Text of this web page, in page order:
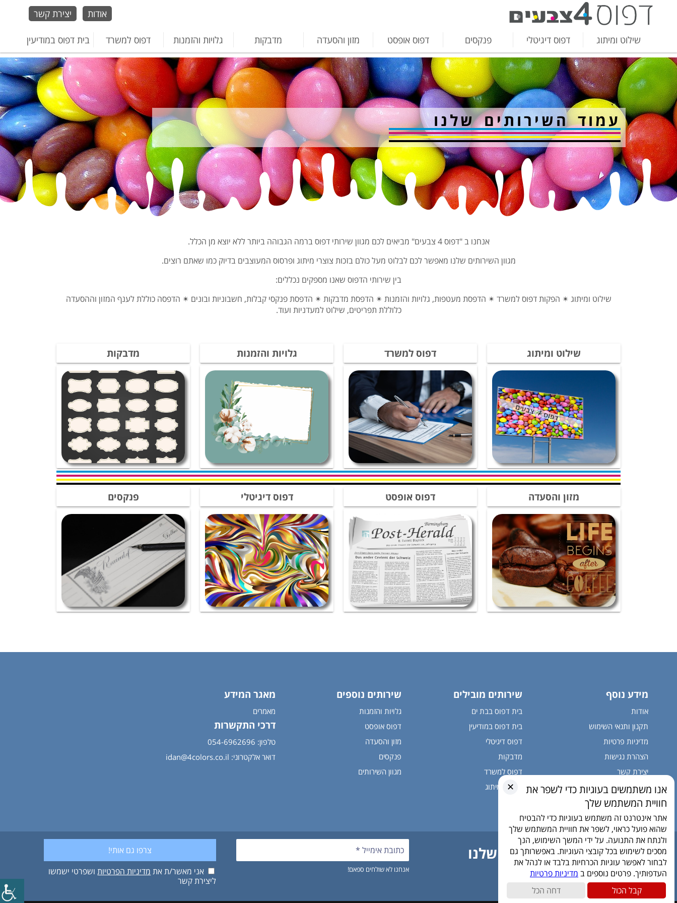
אודות יצירת קשר
שילוט ומיתוג דפוס דיגיטלי פנקסים דפוס אופסט מזון והסעדה מדבקות גלויות והזמנות דפוס למשרד בית דפוס במודיעין
עמוד השירותים שלנו
אנחנו ב "דפוס 4 צבעים" מביאים לכם מגוון שירותי דפוס ברמה הגבוהה ביותר ללא יוצא מן הכלל.
מגוון השירותים שלנו מאפשר לכם לבלוט מעל כולם בזכות צוצרי מיתוג ופרסוס המעוצבים בדיוק כמו שאתם רוצים.
בין שירותי הדפוס שאנו מספקים נכללים:
שילוט ומיתוג ✴ הפקות דפוס למשרד ✴ הדפסת מעטפות, גלויות והזמנות ✴ הדפסת מדבקות ✴ הדפסת פנקסי קבלות, חשבוניות ובונים ✴ הדפסה כוללת לענף המזון וההסעדה
כלוללת תפריטים, שילוט למעדניות ועוד.
שילוט ומיתוג דפוס למשרד גלויות והזמנות מדבקות
מזון והסעדה דפוס אופסט דפוס דיגיטלי פנקסים
מידע נוסף
אודות
תקנון ותנאי השימוש
מדיניות פרטיות
הצהרת נגישות
יצירת קשר
שירותים מובילים
בית דפוס בבת ים
בית דפוס במודיעין
דפוס דיגיטלי
מדבקות
דפוס למשרד
שילוט ומיתוג
שירותים נוספים
גלויות והזמנות
דפוס אופסט
מזון והסעדה
פנקסים
מגוון השירותים
מאגר המידע
מאמרים
דרכי התקשרות
טלפון: 054-6962696
דואר אלקטרוני: idan@4colors.co.il
הירשמו לניוזלטר שלנו
היה הראשון לדעת מתילמה וכמה אנחנו לא שולחים ספאם! אני מאשר/ת את מדיניות הפרטיותושפרטי ישמשו
ליצירת קשר
✕
אנו משתמשים בעוגיות כדי לשפר את
חוויית המשתמש שלך
אתר אינטרנט זה משתמש בעוגיות כדי להבטיח
שהוא פועל כראוי, לשפר את חוויית המשתמש שלך
ולנתח את התנועה. על ידי המשך השימוש, הנך
מסכים לשימוש בכל קובצי העוגיות. באפשרותך גם
לבחור לאפשר עוגיות הכרחיות בלבד או לנהל את
העדפותיך. פרטים נוספים ב מדיניות פרטיות
קבל הכול
דחה הכל